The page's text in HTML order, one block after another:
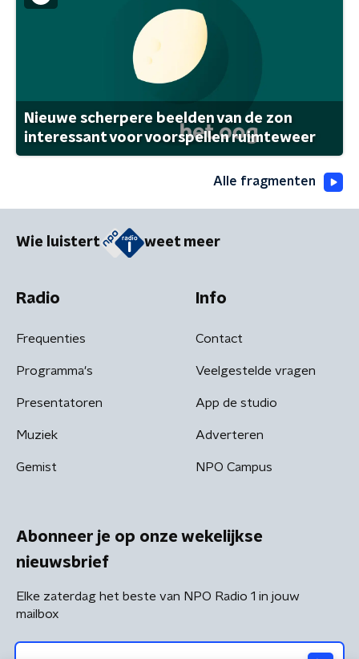
Nieuwe scherpere beelden van de zon
interessant voor voorspellen ruimteweer
Alle fragmenten
Wie luistert weet meer
Radio
Frequenties
Programma's
Presentatoren
Muziek
Gemist
Info
Contact
Veelgestelde vragen
App de studio
Adverteren
NPO Campus
Abonneer je op onze wekelijkse
nieuwsbrief
Elke zaterdag het beste van NPO Radio 1 in jouw
mailbox